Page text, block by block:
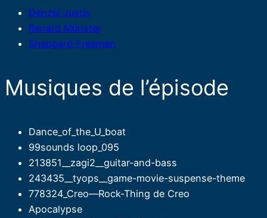
Denzel Justis
Renard Münster
Sheppard Freeman
Musiques de l’épisode
Dance_of_the_U_boat
99sounds loop_095
213851__zagi2__guitar-and-bass
243435__tyops__game-movie-suspense-theme
778324_Creo—Rock-Thing de Creo
Apocalypse